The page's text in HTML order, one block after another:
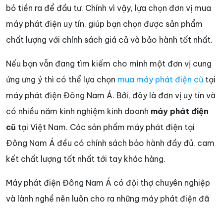
bỏ tiền ra để đầu tư. Chính vì vậy, lựa chọn đơn vị mua
máy phát điện uy tín, giúp bạn chọn được sản phẩm
chất lượng với chính sách giá cả và bảo hành tốt nhất.
Nếu bạn vẫn đang tìm kiếm cho mình một đơn vị cung
ứng ưng ý thì có thể lựa chọn mua máy phát điện cũ tại
máy phát điện Đông Nam Á. Bởi, đây là đơn vị uy tín và
có nhiều năm kinh nghiệm kinh doanh máy phát điện
cũ tại Việt Nam. Các sản phẩm máy phát điện tại
Đông Nam Á đều có chính sách bảo hành đầy đủ, cam
kết chất lượng tốt nhất tới tay khác hàng.
Máy phát điện Đông Nam Á có đội thợ chuyên nghiệp
và lành nghề nên luôn cho ra những máy phát điện đã